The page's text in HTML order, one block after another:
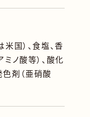
国）、食塩、香
ノ酸等）、酸化
色剤（亜硝酸